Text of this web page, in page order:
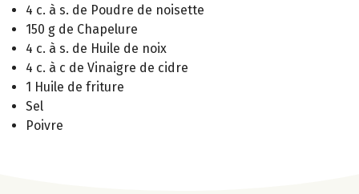
4 c. à s. de Poudre de noisette
150 g de Chapelure
4 c. à s. de Huile de noix
4 c. à c de Vinaigre de cidre
1 Huile de friture
Sel
Poivre